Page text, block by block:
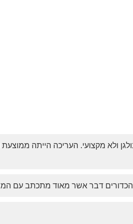
ולא מקצועי. העריכה הייתה ממוצעת
הכדורים דבר אשר מאוד מתכתב עם